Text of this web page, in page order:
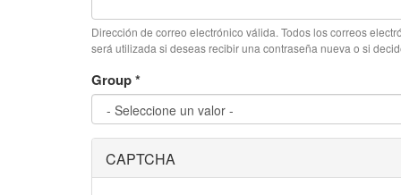
Dirección de correo electrónico válida. Todos los correos
será utilizada si deseas recibir una contraseña nueva o si
Group*
CAPTCHA